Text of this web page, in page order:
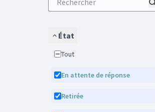
État
Tout
En attente de réponse
Retirée